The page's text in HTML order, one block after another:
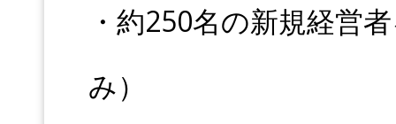
・約250名の新規経営
み）